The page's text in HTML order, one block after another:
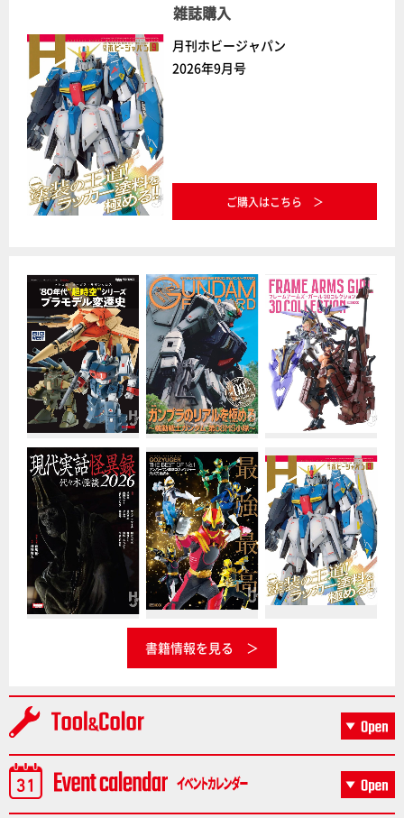
雑誌購入
月刊ホビージャパン
2026年9月号
ご購入はこちら
書籍情報を見る